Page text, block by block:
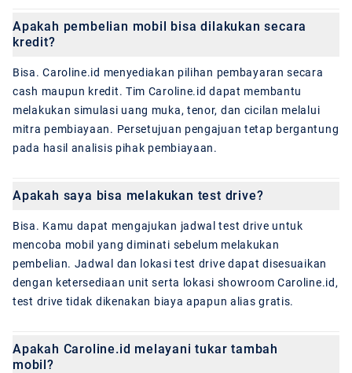
Apakah pembelian mobil bisa dilakukan secara
kredit?
Bisa. Caroline.id menyediakan pilihan pembayaran secara
cash maupun kredit. Tim Caroline.id dapat membantu
melakukan simulasi uang muka, tenor, dan cicilan melalui
mitra pembiayaan. Persetujuan pengajuan tetap bergantung
pada hasil analisis pihak pembiayaan.
Apakah saya bisa melakukan test drive?
Bisa. Kamu dapat mengajukan jadwal test drive untuk
mencoba mobil yang diminati sebelum melakukan
pembelian. Jadwal dan lokasi test drive dapat disesuaikan
dengan ketersediaan unit serta lokasi showroom Caroline.id,
test drive tidak dikenakan biaya apapun alias gratis.
Apakah Caroline.id melayani tukar tambah
mobil?